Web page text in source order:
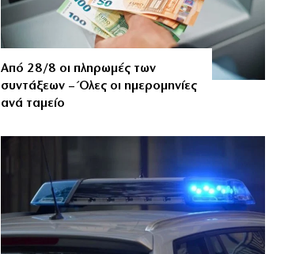
Από 28/8 οι πληρωμές των
συντάξεων – Όλες οι ημερομηνίες
ανά ταμείο